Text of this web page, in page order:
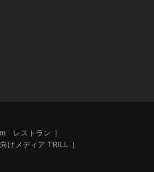
レストラン
けメディア TRILL